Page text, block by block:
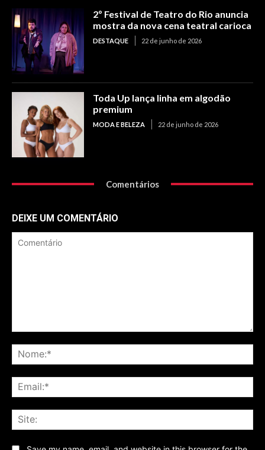
2º Festival de Teatro do Rio anuncia
mostra da nova cena teatral carioca
DESTAQUE 22 de junho de 2026
Toda Up lança linha em algodão
premium
MODA E BELEZA 22 de junho de 2026
Comentários
DEIXE UM COMENTÁRIO